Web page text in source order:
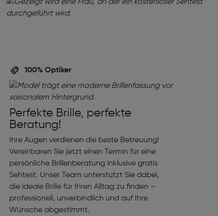
100% Optiker
Perfekte Brille, perfekte
Beratung!
Ihre Augen verdienen die beste Betreuung!
Vereinbaren Sie jetzt einen Termin für eine
persönliche Brillenberatung inklusive gratis
Sehtest. Unser Team unterstützt Sie dabei,
die ideale Brille für Ihren Alltag zu finden –
professionell, unverbindlich und auf Ihre
Wünsche abgestimmt.